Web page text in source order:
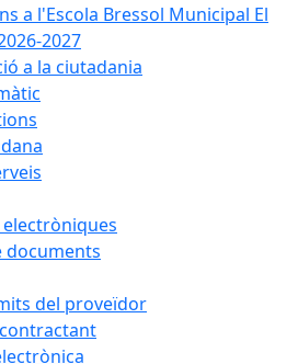
a l'Escola Bressol Municipal El
2027
a la ciutadania
documents
del proveïdor